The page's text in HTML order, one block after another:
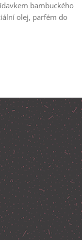
bambuckého
olej, parfém do